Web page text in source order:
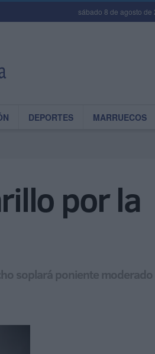
sábado 8 de agosto de
DEPORTES MARRUECOS
por la
soplará poniente moderado